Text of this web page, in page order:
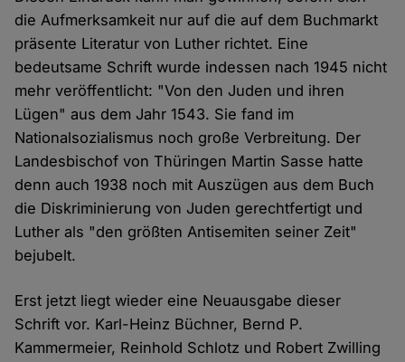
die Aufmerksamkeit nur auf die auf dem Buchmarkt
präsente Literatur von Luther richtet. Eine
bedeutsame Schrift wurde indessen nach 1945 nicht
mehr veröffentlicht: "Von den Juden und ihren
Lügen" aus dem Jahr 1543. Sie fand im
Nationalsozialismus noch große Verbreitung. Der
Landesbischof von Thüringen Martin Sasse hatte
denn auch 1938 noch mit Auszügen aus dem Buch
die Diskriminierung von Juden gerechtfertigt und
Luther als "den größten Antisemiten seiner Zeit"
bejubelt.
Erst jetzt liegt wieder eine Neuausgabe dieser
Schrift vor. Karl-Heinz Büchner, Bernd P.
Kammermeier, Reinhold Schlotz und Robert Zwilling